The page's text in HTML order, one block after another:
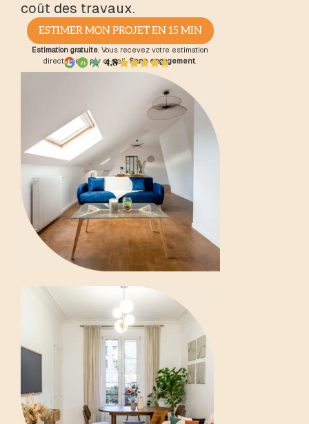
coût des travaux.
ESTIMER MON PROJET EN 15 MIN
Estimation gratuite . Vous recevez votre estimation
directement par e-mail.Sans engagement